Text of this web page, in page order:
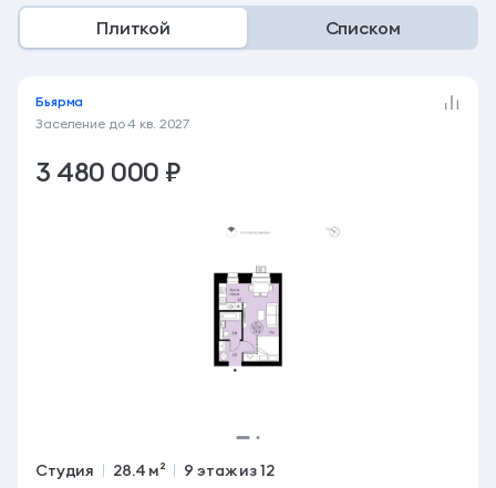
Плиткой Списком
Бьярма
Заселение до4 кв. 2027
3 480 000 ₽
Студия 28.4 м² 9 этаж из 12